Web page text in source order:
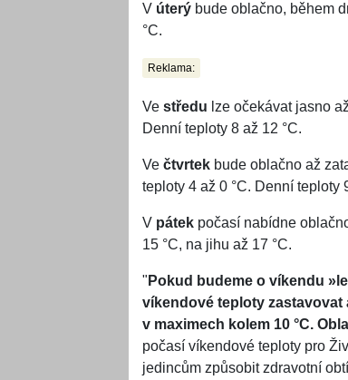
V úterý bude oblačno, během
°C.
Reklama:
Ve středu lze očekávat jasno
Denní teploty 8 až 12 °C.
Ve čtvrtek bude oblačno až
teploty 4 až 0 °C. Denní teploty
V pátek počasí nabídne
15 °C, na jihu až 17 °C.
" Pokud budeme o víkendu
víkendové teploty zastavovat
v maximech kolem 10 °C.
počasí víkendové teploty pro
jedincům způsobit zdravotní